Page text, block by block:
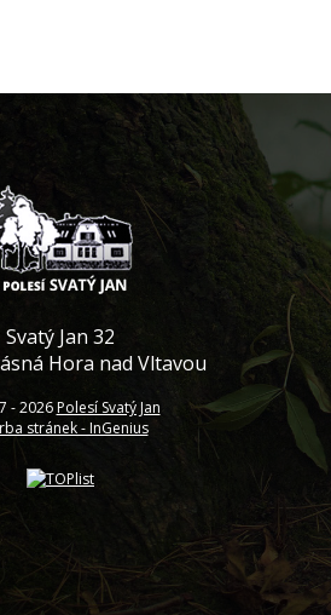
Svatý Jan 32
Hora nad Vltavou
-2026Polesí Svatý Jan
stránek - InGenius